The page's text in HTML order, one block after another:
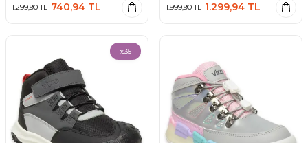
1.299,90TL 740,94 TL 1.999,90TL 1.299,94 TL
%35